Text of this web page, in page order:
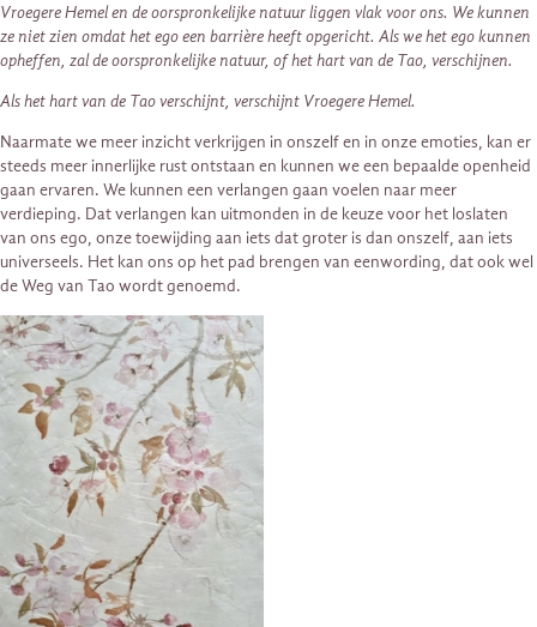
Vroegere Hemel en de oorspronkelijke natuur liggen vlak voor ons. We kunnen
ze niet zien omdat het ego een barrière heeft opgericht. Als we het ego kunnen
opheffen, zal de oorspronkelijke natuur, of het hart van de Tao, verschijnen.
Als het hart van de Tao verschijnt, verschijnt Vroegere Hemel.
Naarmate we meer inzicht verkrijgen in onszelf en in onze emoties, kan er
steeds meer innerlijke rust ontstaan en kunnen we een bepaalde openheid
gaan ervaren. We kunnen een verlangen gaan voelen naar meer
verdieping. Dat verlangen kan uitmonden in de keuze voor het loslaten
van ons ego, onze toewijding aan iets dat groter is dan onszelf, aan iets
universeels. Het kan ons op het pad brengen van eenwording, dat ook wel
de Weg van Tao wordt genoemd.